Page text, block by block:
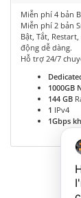
Miễn phí 4 bản
Miễn phí 2 bản
Bật, Tắt,
động dễ dàng.
Hỗ trợ 24/7
1000GB
144 GB
1 IPv4
1Gbps